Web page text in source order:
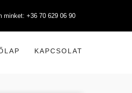
minket: +36 70 629 06 90
KAPCSOLAT